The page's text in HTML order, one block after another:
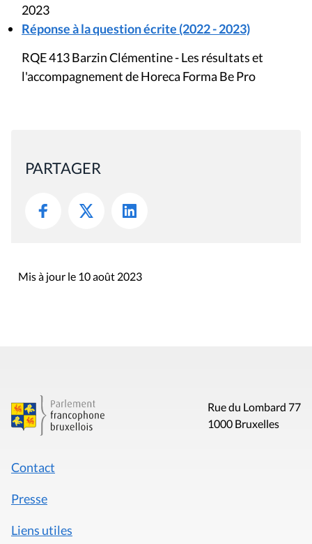
2023
Réponse à la question écrite (2022 - 2023)
RQE 413 Barzin Clémentine - Les résultats et
l'accompagnement de Horeca Forma Be Pro
PARTAGER
Mis à jour le 10 août 2023
Rue du Lombard 77
1000 Bruxelles
Contact
Presse
Liens utiles